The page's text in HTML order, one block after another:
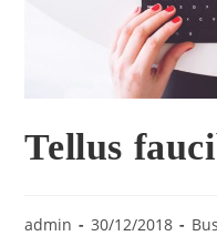
Tellus
admin 30/12/2018